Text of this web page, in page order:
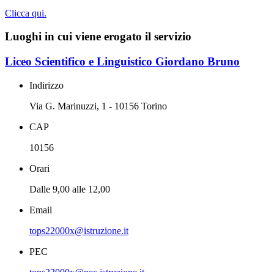
Clicca qui.
Luoghi in cui viene erogato il servizio
Liceo Scientifico e Linguistico Giordano Bruno
Indirizzo
Via G. Marinuzzi, 1 - 10156 Torino
CAP
10156
Orari
Dalle 9,00 alle 12,00
Email
tops22000x@istruzione.it
PEC